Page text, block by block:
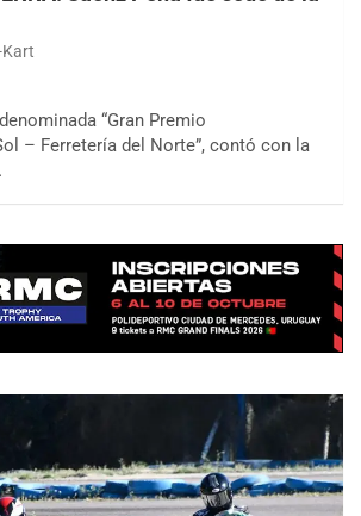
Kart
“Gran Premio
– Ferretería del Norte”, contó con la